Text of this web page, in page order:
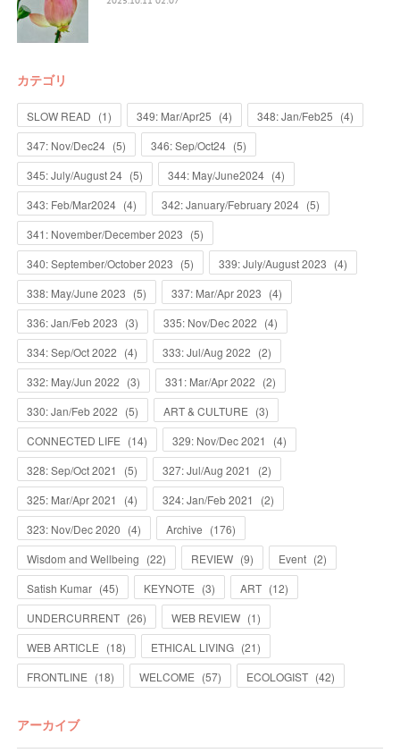
カテゴリ
SLOW READ (1) 349: Mar/Apr25 (4) 348: Jan/Feb25 (4)
347: Nov/Dec24 (5) 346: Sep/Oct24 (5)
345: July/August 24 (5) 344: May/June2024 (4)
343: Feb/Mar2024 (4) 342: January/February 2024 (5)
341: November/December 2023 (5)
340: September/October 2023 (5) 339: July/August 2023 (4)
338: May/June 2023 (5) 337: Mar/Apr 2023 (4)
336: Jan/Feb 2023 (3) 335: Nov/Dec 2022 (4)
334: Sep/Oct 2022 (4) 333: Jul/Aug 2022 (2)
332: May/Jun 2022 (3) 331: Mar/Apr 2022 (2)
330: Jan/Feb 2022 (5) ART & CULTURE (3)
CONNECTED LIFE (14) 329: Nov/Dec 2021 (4)
328: Sep/Oct 2021
(5) 327: Jul/Aug 2021 (2)
325: Mar/Apr 2021
(4) 324: Jan/Feb 2021 (2)
323: Nov/Dec 2020 (4) Archive (176)
Wisdom and Wellbeing (22) REVIEW (9) Event (2)
Satish Kumar (45) KEYNOTE (3) ART (12)
UNDERCURRENT (26) WEB REVIEW (1)
WEB ARTICLE (18) ETHICAL LIVING (21)
FRONTLINE (18) WELCOME (57) ECOLOGIST (42)
アーカイブ